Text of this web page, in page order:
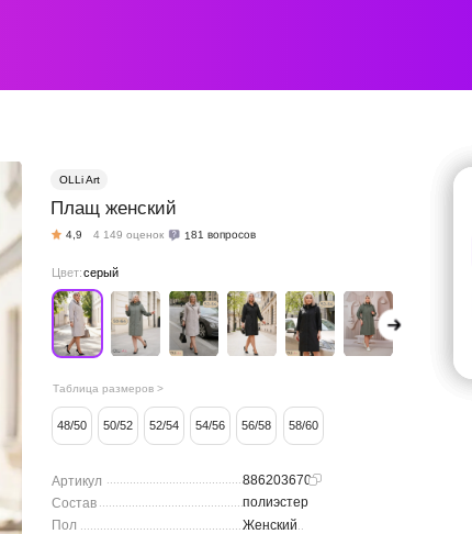
Плащ женский
Таблица размеров >
48/50 50/52 52/54 54/56 56/58 58/60
Цвет:серый
.........................................................
............................................................
....................................................................
181 вопросов
Пол Женский
полиэстер
886203670
Состав
Артикул
OLLi Art
4 149 оценок
4,9